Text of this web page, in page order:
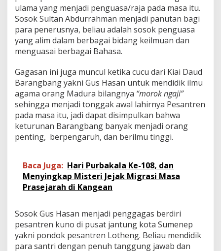
ulama yang menjadi penguasa/raja pada masa itu.
Sosok Sultan Abdurrahman menjadi panutan bagi
para penerusnya, beliau adalah sosok penguasa
yang alim dalam berbagai bidang keilmuan dan
menguasai berbagai Bahasa.
Gagasan ini juga muncul ketika cucu dari Kiai Daud
Barangbang yakni Gus Hasan untuk mendidik ilmu
agama orang Madura bilangnya “morokngaji”
sehingga menjadi tonggak awal lahirnya Pesantren
pada masa itu, jadi dapat disimpulkan bahwa
keturunan Barangbang banyak menjadi orang
penting, berpengaruh, dan berilmu tinggi.
Baca Juga: Hari Purbakala Ke-108, dan
Menyingkap Misteri Jejak Migrasi Masa
Prasejarah di Kangean
Sosok Gus Hasan menjadi penggagas berdiri
pesantren kuno di pusat jantung kota Sumenep
yakni pondok pesantren Lotheng. Beliau mendidik
para santri dengan penuh tanggung jawab dan